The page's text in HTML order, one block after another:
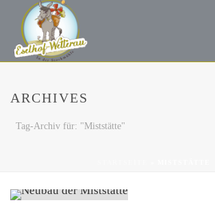
ARCHIVES
Tag-Archiv für: "Miststätte"